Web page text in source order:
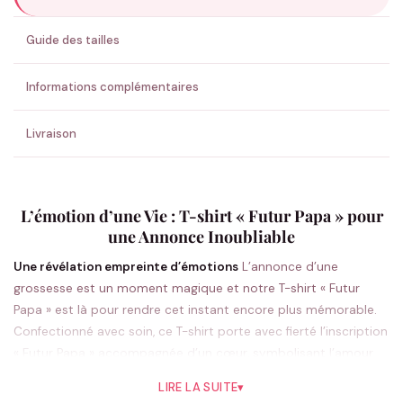
ENVOYER MA DEMANDE ✨
💚 Retour sous 24-48h🇫🇷 Flocage en France✅ Validation avant fabrication
Guide des tailles
Informations complémentaires
Livraison
L’émotion d’une Vie : T-shirt « Futur Papa » pour
une Annonce Inoubliable
Une révélation empreinte d’émotions L’annonce d’une
grossesse est un moment magique et notre T-shirt « Futur
Papa » est là pour rendre cet instant encore plus mémorable.
Confectionné avec soin, ce T-shirt porte avec fierté l’inscription
simplicité de son design, disponible en noir et en blanc, offre un
LIRE LA SUITE▾